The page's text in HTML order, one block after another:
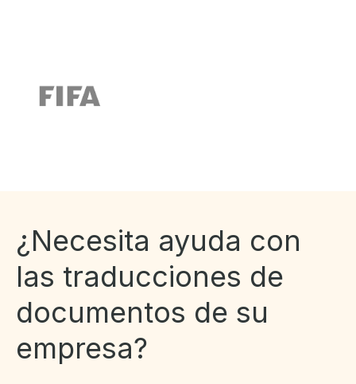
¿Necesita ayuda con
las traducciones de
documentos de su
empresa?